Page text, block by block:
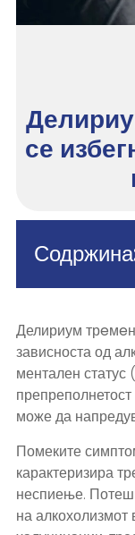
се
Делириум
зависноста од
ментален статус
може да
Помеките
карактеризира
неспиење.
на алкохолизмот